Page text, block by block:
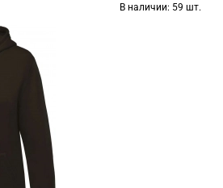
В наличии: 59 шт.